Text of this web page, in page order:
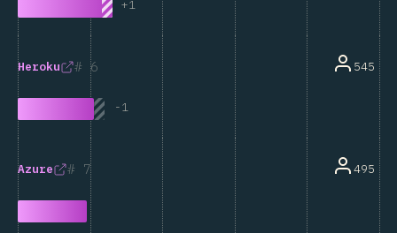
+1
6
Heroku
-1
545
7
Azure 495